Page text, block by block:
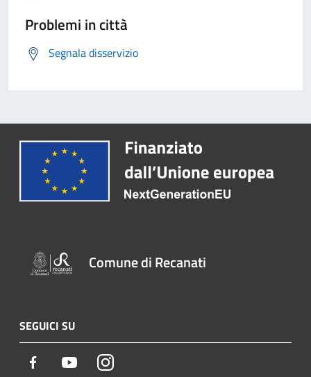
Problemi in città
Segnala disservizio
Comune di Recanati
SEGUICI SU
Facebook YoutubeInstagram